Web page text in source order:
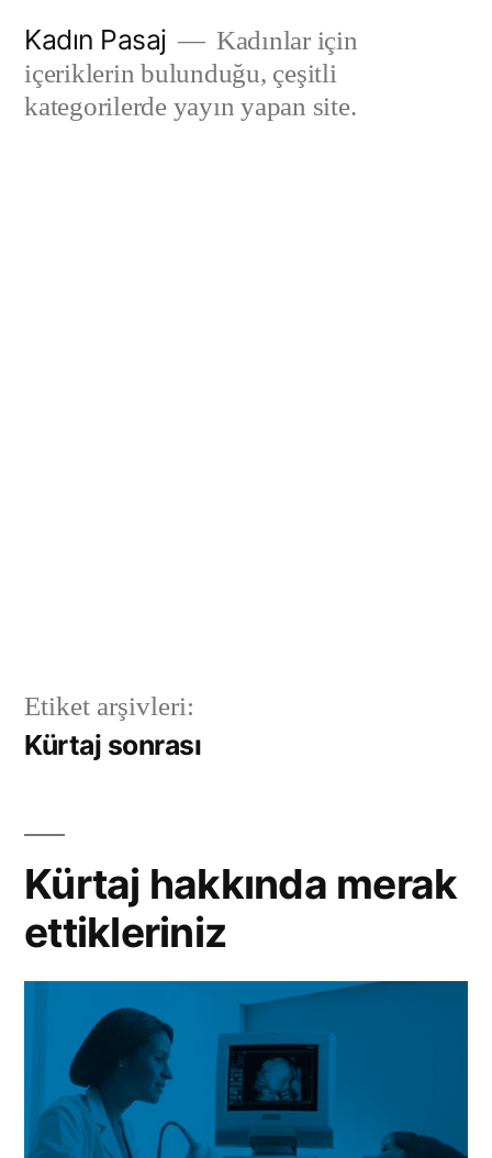
geç
Kadın Pasaj
Kadınlar için
içeriklerin bulunduğu, çeşitli
kategorilerde yayın yapan site.
Etiket arşivleri:
Kürtaj sonrası
Kürtaj hakkında merak
ettikleriniz